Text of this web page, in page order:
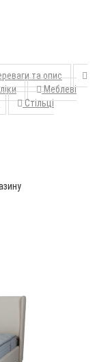
та опис
Меблеві
Стільці